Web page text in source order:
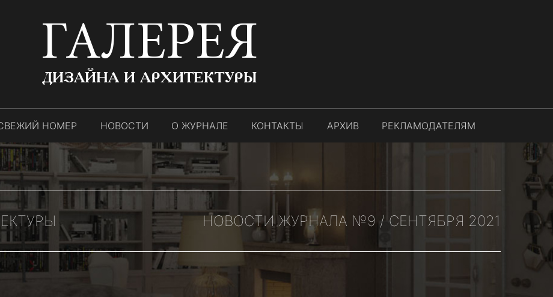
ГАЛЕРЕЯ
ДИЗАЙНА И АРХИТЕКТУРЫ
НОМЕР НОВОСТИ О ЖУРНАЛЕ КОНТАКТЫ АРХИВ РЕКЛАМОДАТЕЛЯМ
НОВОСТИ ЖУРНАЛА №9 / СЕНТЯБРЯ 2021